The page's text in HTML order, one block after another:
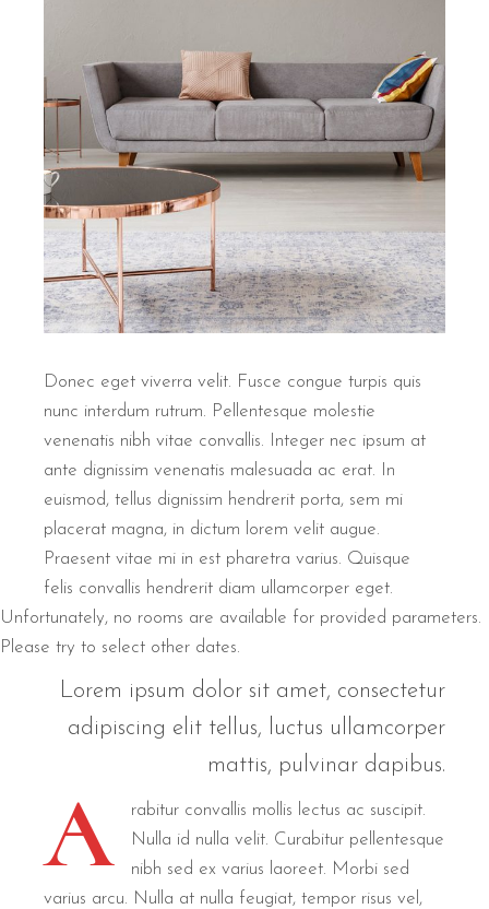
Donec eget viverra velit. Fusce congue turpis quis
nunc interdum rutrum. Pellentesque molestie
venenatis nibh vitae convallis. Integer nec ipsum at
ante dignissim venenatis malesuada ac erat. In
euismod, tellus dignissim hendrerit porta, sem mi
placerat magna, in dictum lorem velit augue.
Praesent vitae mi in est pharetra varius. Quisque
felis convallis hendrerit diam ullamcorper eget.
Unfortunately, no rooms are available for provided parameters.
Please try to select other dates.
Lorem ipsum dolor sit amet, consectetur
adipiscing elit tellus, luctus ullamcorper
mattis, pulvinar dapibus.
A
rabitur convallis mollis lectus ac suscipit.
Nulla id nulla velit. Curabitur pellentesque
nibh sed ex varius laoreet. Morbi sed
varius arcu. Nulla at nulla feugiat, tempor risus vel,